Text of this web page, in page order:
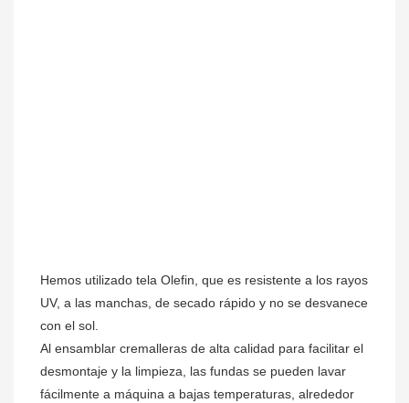
Hemos utilizado tela Olefin, que es resistente a los rayos
UV, a las manchas, de secado rápido y no se desvanece
con el sol.
Al ensamblar cremalleras de alta calidad para facilitar el
desmontaje y la limpieza, las fundas se pueden lavar
fácilmente a máquina a bajas temperaturas, alrededor